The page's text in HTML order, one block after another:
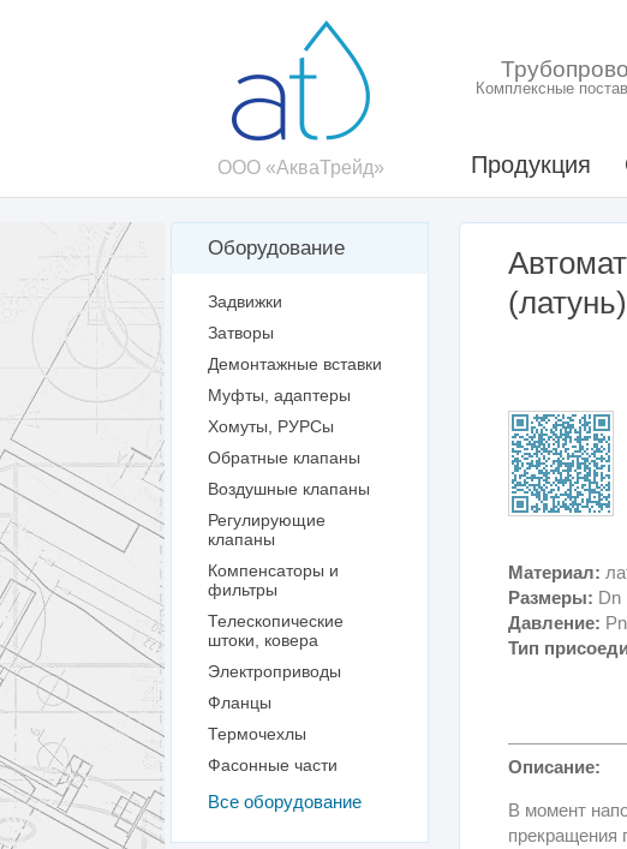
ООО «АкваТрейд»
Комплексные
Продукция
Оборудование
Задвижки
Затворы
Демонтажные вставки
Муфты, адаптеры
Хомуты, РУРСы
Обратные клапаны
Воздушные клапаны
Регулирующие
клапаны
Компенсаторы и
фильтры
Телескопические
штоки, ковера
Электроприводы
Фланцы
Термочехлы
Фасонные части
Все оборудование
(латунь)
Материал:
Размеры: Dn
Давление:
Тип
Описание:
В момент
прекращения